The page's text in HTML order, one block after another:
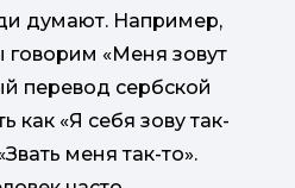
думают. Например,
говорим «Меня зовут
перевод сербской
как «Я себя зову так-
меня так-то».